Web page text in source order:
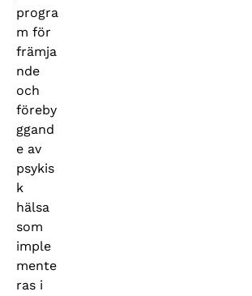
progra
m för
främja
nde
och
föreby
ggand
e av
psykis
k
hälsa
som
imple
mente
ras i